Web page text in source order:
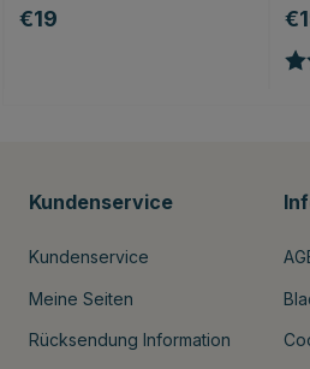
€19
Kundenservice
Kundenservice
Meine Seiten
Rücksendung Information